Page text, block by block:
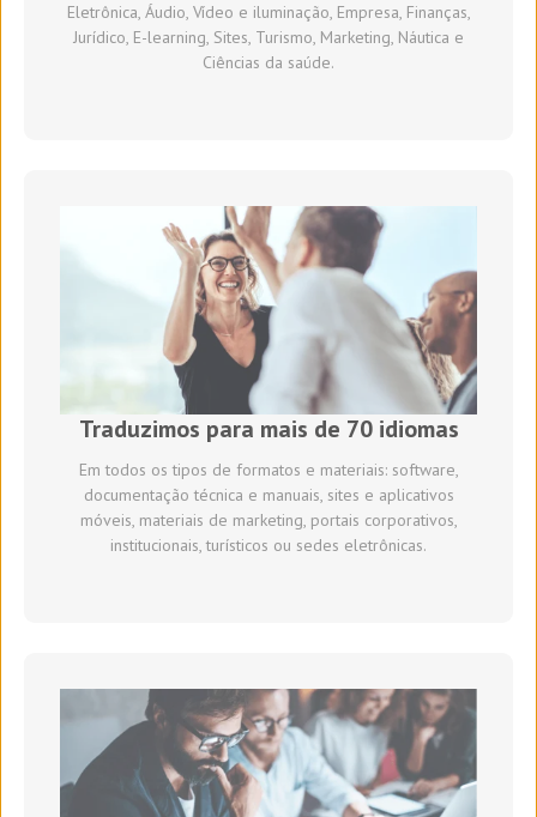
Eletrônica, Áudio, Vídeo e iluminação, Empresa, Finanças,
Jurídico, E-learning, Sites, Turismo, Marketing, Náutica e
Ciências da saúde.
Traduzimos para mais de 70 idiomas
Em todos os tipos de formatos e materiais: software,
documentação técnica e manuais, sites e aplicativos
móveis, materiais de marketing, portais corporativos,
institucionais, turísticos ou sedes eletrônicas.